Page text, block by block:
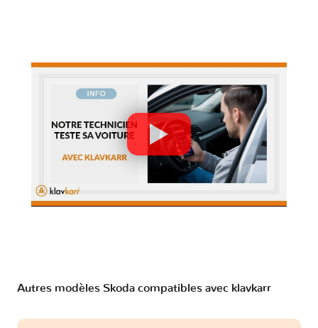
Autres modèles Skoda compatibles avec klavkarr